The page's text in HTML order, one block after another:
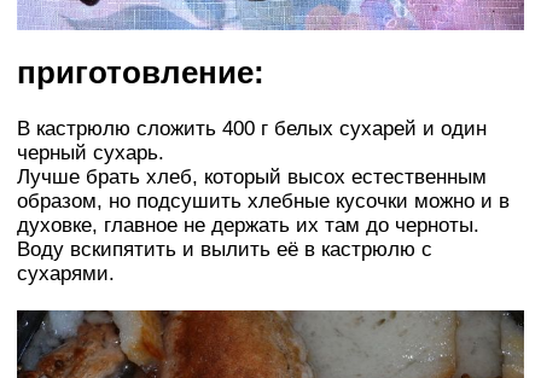
приготовление:
В кастрюлю сложить 400 г белых сухарей и один
черный сухарь.
Лучше брать хлеб, который высох естественным
образом, но подсушить хлебные кусочки можно и в
духовке, главное не держать их там до черноты.
Воду вскипятить и вылить её в кастрюлю с
сухарями.